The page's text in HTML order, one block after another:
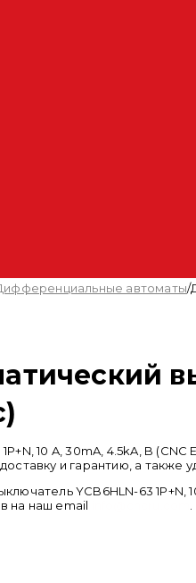
автоматы/
10 A, 30mA, 4.5kA, B
и гарантию, а также
YCB6HLN-63 1P+N,
на наш email